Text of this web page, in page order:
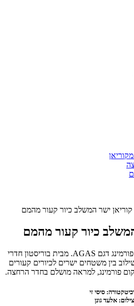
ישר המשלב כיור קעור מהמם
כיור קעור מהמם
כיור קוריאן בשיטת הוואקום פורמינג דגם AGAS. מבית בוריסטון חדרי
בין משטחים ישרים לכיורים קעורים
פורמינג, למראה מושלם בחדר הרחצה.
: סיסי זי
צילום: אלעד גונן